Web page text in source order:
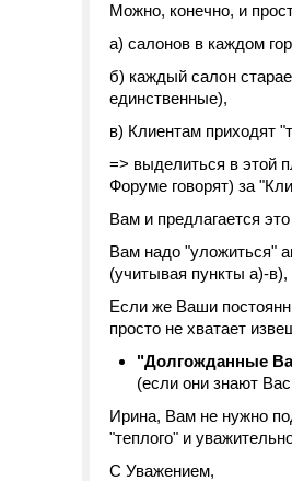
Можно, конечно, и
а) салонов в каждом
б) каждый салон
единственные),
в) Клиентам приходят
=> выделиться в этой
Форуме говорят) за
Вам и предлагается
Вам надо "уложиться"
(учитывая пункты а)-
Если же Ваши
просто не хватает
"Долгожданные
(если они знают
Ирина, Вам не нужно
"теплого" и
С Уважением,